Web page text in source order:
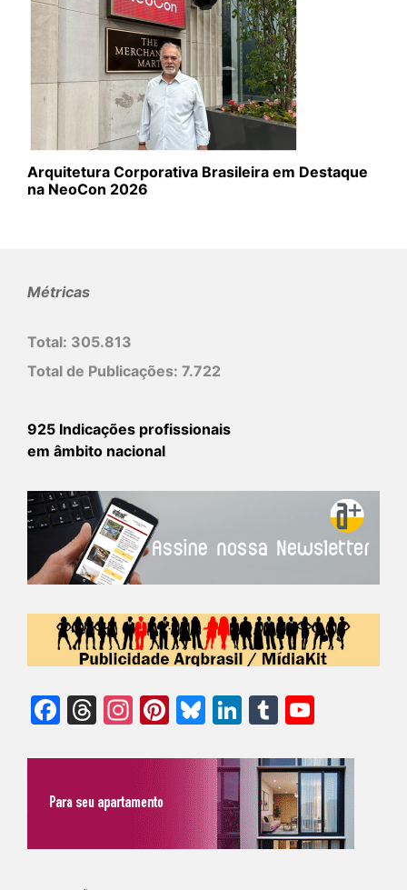
Arquitetura Corporativa Brasileira em Destaque
na NeoCon 2026
Métricas
Total: 305.813
Total de Publicações: 7.722
925 Indicações profissionais
em âmbito nacional
Facebook
Threads
Instagram
Pinterest
Bluesky
LinkedIn
Tumblr